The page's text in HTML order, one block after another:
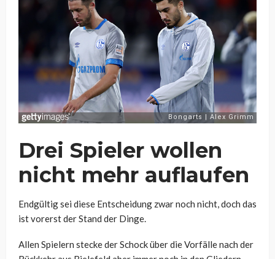
Drei Spieler wollen
nicht mehr auflaufen
Endgültig sei diese Entscheidung zwar noch nicht, doch das
ist vorerst der Stand der Dinge.
Allen Spielern stecke der Schock über die Vorfälle nach der